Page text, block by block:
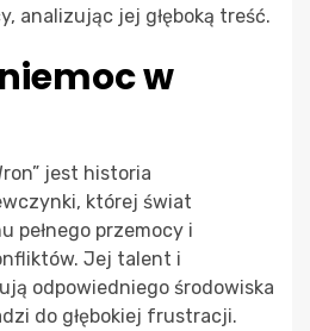
analizując jej głęboką treść.
w
jest historia
której świat
pełnego przemocy i
Jej talent i
odpowiedniego środowiska
do głębokiej frustracji.